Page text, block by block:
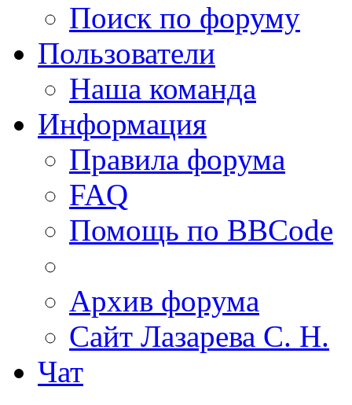
Поиск по форуму
Пользователи
Наша команда
Информация
Правила форума
FAQ
Помощь по BBCode
Архив форума
Сайт Лазарева С. Н.
Чат